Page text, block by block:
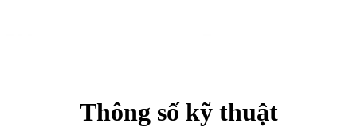
Thông số kỹ thuật